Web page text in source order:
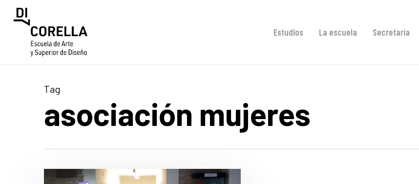
Estudios La escuela Secretaría
Tag
asociación mujeres